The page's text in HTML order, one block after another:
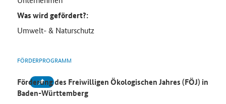
Was wird gefördert?:
Umwelt- & Naturschutz
FÖRDERPROGRAMM
Förderung des Freiwilligen Ökologischen Jahres (FÖJ) in
Baden-Württemberg